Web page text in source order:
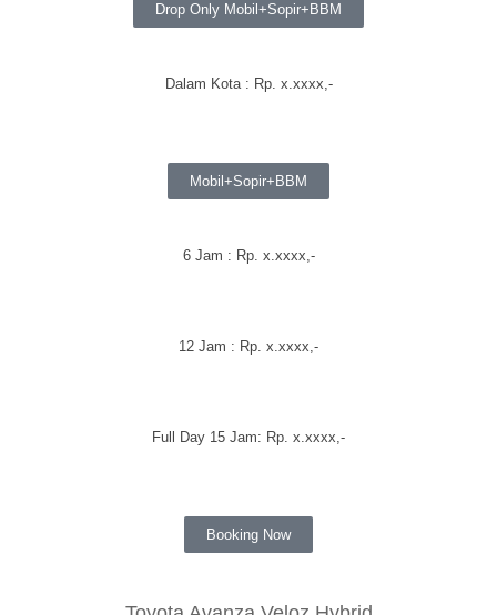
Drop Only Mobil+Sopir+BBM
Dalam Kota : Rp. x.xxxx,-
Mobil+Sopir+BBM
6 Jam : Rp. x.xxxx,-
12 Jam : Rp. x.xxxx,-
Full Day 15 Jam: Rp. x.xxxx,-
Booking Now